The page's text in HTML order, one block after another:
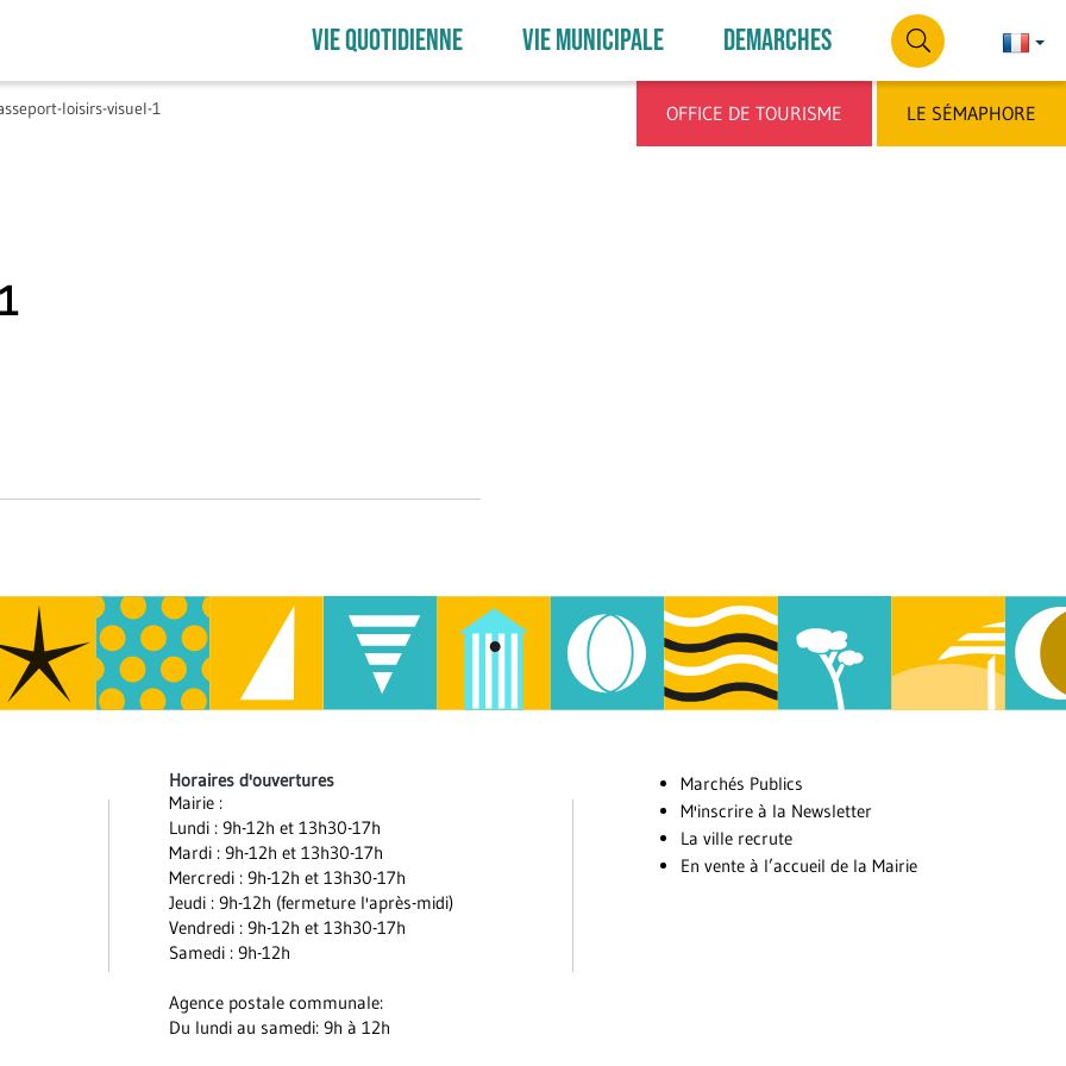
OFFICE DE TOURISME LE SÉMAPHORE
VIE QUOTIDIENNE VIE MUNICIPALE DEMARCHES RECHERCHE
loisirs-visuel-1
Horaires d'ouvertures
Mairie :
Lundi : 9h-12h et 13h30-17h
Mardi : 9h-12h et 13h30-17h
Mercredi : 9h-12h et 13h30-17h
Jeudi : 9h-12h (fermeture l'après-midi)
Vendredi : 9h-12h et 13h30-17h
Samedi : 9h-12h
Agence postale communale:
Du lundi au samedi: 9h à 12h
Marchés Publics
M'inscrire à la Newsletter
La ville recrute
En vente à l’accueil de la Mairie